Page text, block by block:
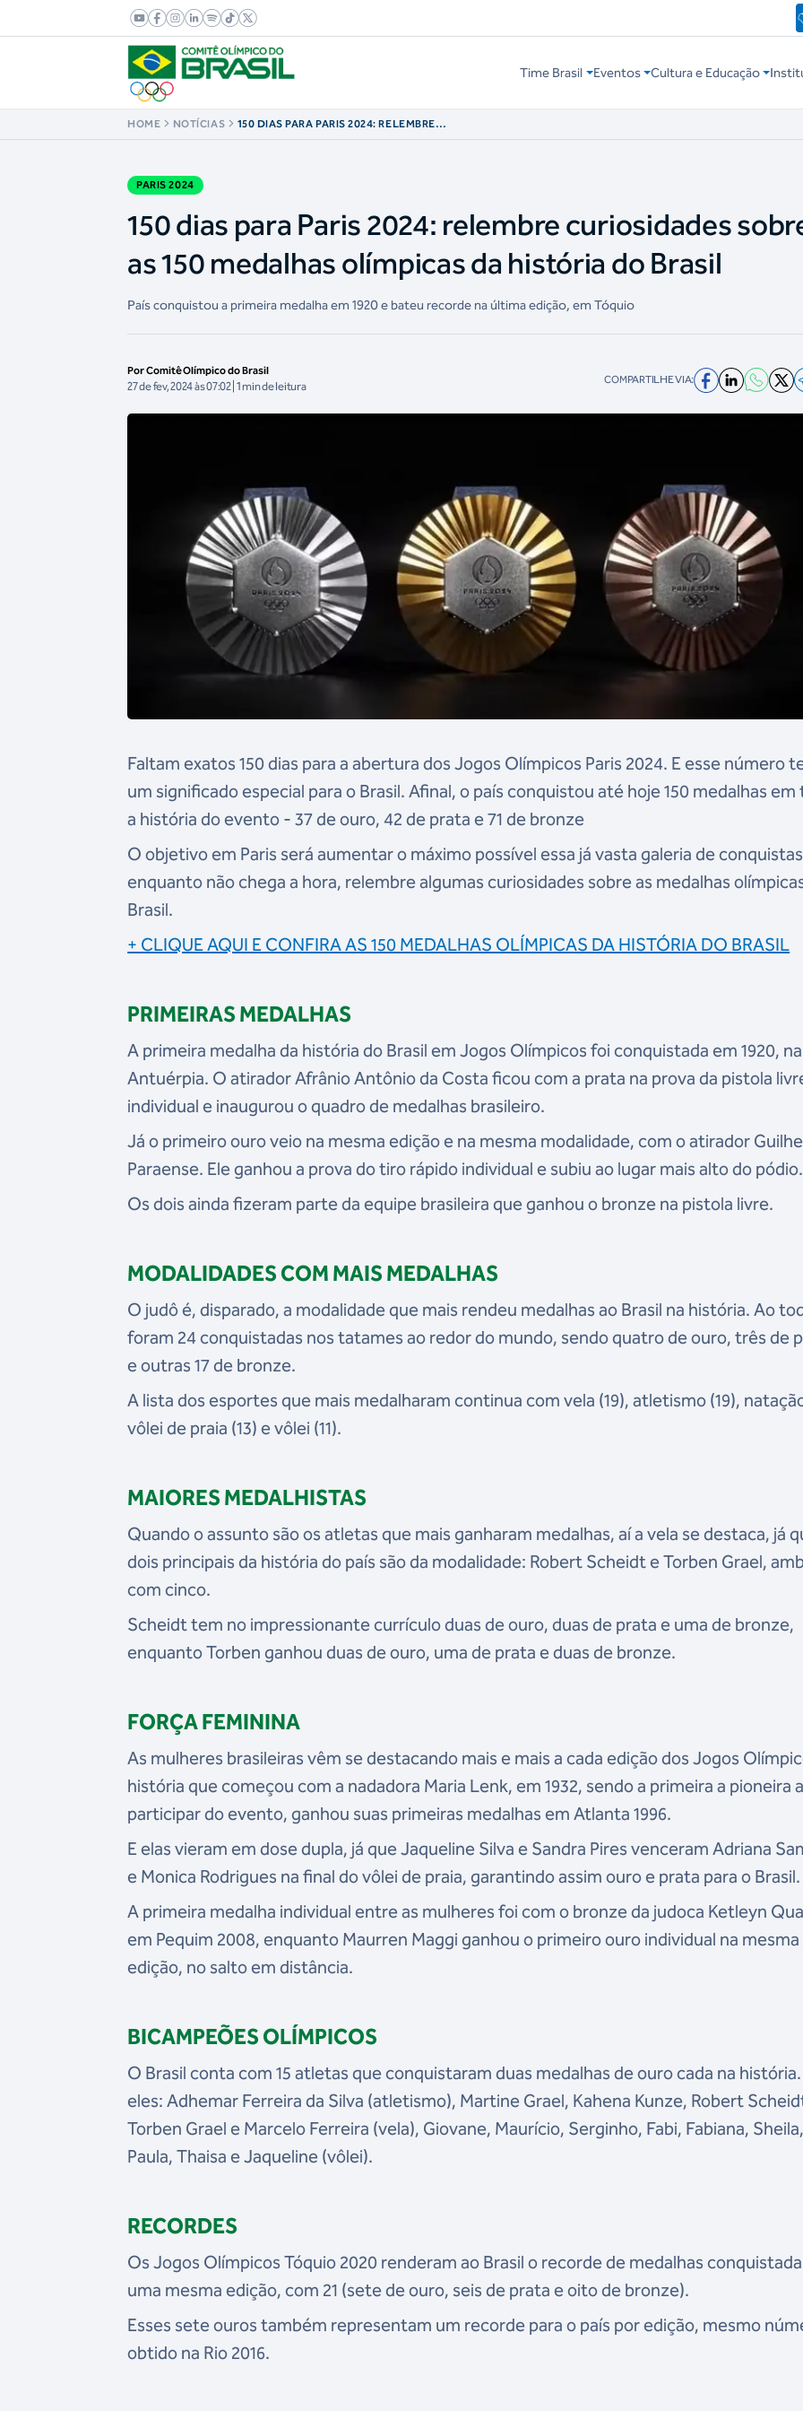
Time Brasil Eventos Cultura e Educação
HOME NOTÍCIAS
150 DIAS PARA PARIS 2024: RELEMBRE
PARIS 2024
150 dias para Paris 2024: relembre curiosidades
as 150 medalhas olímpicas da história do Brasil
País conquistou a primeira medalha em 1920 e bateu recorde na última edição, em Tóquio
Por Comitê Olímpico do Brasil
27 de fev, 2024 às 07:02 | 1 min de leitura COMPARTILHE VIA:
Faltam exatos 150 dias para a abertura dos Jogos Olímpicos Paris 2024. E esse número
um significado especial para o Brasil. Afinal, o país conquistou até hoje 150 medalhas em
a história do evento - 37 de ouro, 42 de prata e 71 de bronze
O objetivo em Paris será aumentar o máximo possível essa já vasta galeria de
enquanto não chega a hora, relembre algumas curiosidades sobre as medalhas
Brasil.
+ CLIQUE AQUI E CONFIRA AS 150 MEDALHAS OLÍMPICAS DA HISTÓRIA DO BRASIL
PRIMEIRAS MEDALHAS
A primeira medalha da história do Brasil em Jogos Olímpicos foi conquistada em 1920, na
Antuérpia. O atirador Afrânio Antônio da Costa ficou com a prata na prova da pistola
individual e inaugurou o quadro de medalhas brasileiro.
Já o primeiro ouro veio na mesma edição e na mesma modalidade, com o atirador
Paraense. Ele ganhou a prova do tiro rápido individual e subiu ao lugar mais alto do pódio.
Os dois ainda fizeram parte da equipe brasileira que ganhou o bronze na pistola livre.
MODALIDADES COM MAIS MEDALHAS
O judô é, disparado, a modalidade que mais rendeu medalhas ao Brasil na história. Ao
foram 24 conquistadas nos tatames ao redor do mundo, sendo quatro de ouro, três de
e outras 17 de bronze.
A lista dos esportes que mais medalharam continua com vela (19), atletismo (19),
vôlei de praia (13) e vôlei (11).
MAIORES MEDALHISTAS
Quando o assunto são os atletas que mais ganharam medalhas, aí a vela se destaca, já
dois principais da história do país são da modalidade: Robert Scheidt e Torben Grael,
com cinco.
Scheidt tem no impressionante currículo duas de ouro, duas de prata e uma de bronze,
enquanto Torben ganhou duas de ouro, uma de prata e duas de bronze.
FORÇA FEMININA
As mulheres brasileiras vêm se destacando mais e mais a cada edição dos Jogos
história que começou com a nadadora Maria Lenk, em 1932, sendo a primeira a pioneira a
participar do evento, ganhou suas primeiras medalhas em Atlanta 1996.
E elas vieram em dose dupla, já que Jaqueline Silva e Sandra Pires venceram Adriana
e Monica Rodrigues na final do vôlei de praia, garantindo assim ouro e prata para o Brasil.
A primeira medalha individual entre as mulheres foi com o bronze da judoca Ketleyn
em Pequim 2008, enquanto Maurren Maggi ganhou o primeiro ouro individual na mesma
edição, no salto em distância.
BICAMPEÕES OLÍMPICOS
O Brasil conta com 15 atletas que conquistaram duas medalhas de ouro cada na
eles: Adhemar Ferreira da Silva (atletismo), Martine Grael, Kahena Kunze, Robert
Torben Grael e Marcelo Ferreira (vela), Giovane, Maurício, Serginho, Fabi, Fabiana, Sheila,
Paula, Thaisa e Jaqueline (vôlei).
RECORDES
Os Jogos Olímpicos Tóquio 2020 renderam ao Brasil o recorde de medalhas
uma mesma edição, com 21 (sete de ouro, seis de prata e oito de bronze).
Esses sete ouros também representam um recorde para o país por edição, mesmo
obtido na Rio 2016.